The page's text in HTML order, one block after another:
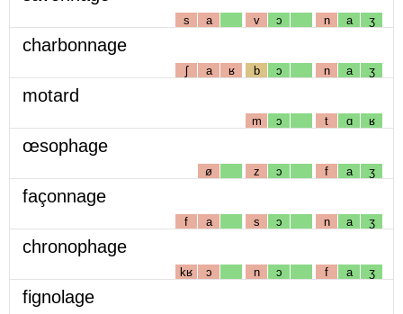
s a v ɔ n a ʒ
charbonnage
ʃ a ʁ b ɔ n a ʒ
motard
m ɔ t ɑ ʁ
œsophage
ø z ɔ f a ʒ
façonnage
f a s ɔ n a ʒ
chronophage
kʁ ɔ n ɔ f a ʒ
fignolage